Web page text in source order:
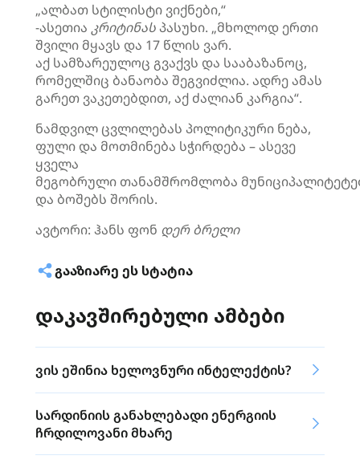
„ალბათ სტილისტი ვიქნები,“
-ასეთია კრიტინასპასუხი. „მხოლოდ ერთი
შვილი მყავს და 17 წლის ვარ.
აქ სამზარეულოც გვაქვს და სააბაზანოც,
რომელშიც ბანაობა შეგვიძლია. ადრე ამას
გარეთ ვაკეთებდით, აქ ძალიან კარგია“.
ნამდვილ ცვლილებას პოლიტიკური ნება,
ფული და მოთმინება სჭირდება – ასევე
ყველა
მეგობრული თანამშრომლობა
და ბოშებს შორის.
ავტორი: ჰანს ფონ დერ ბრელი
ᲒᲐᲐᲖᲘᲐᲠᲔ ᲔᲡ ᲡᲢᲐᲢᲘᲐ
დაკავშირებული ამბები
ვის ეშინია ხელოვნური ინტელექტის?
სარდინიის განახლებადი ენერგიის
ჩრდილოვანი მხარე